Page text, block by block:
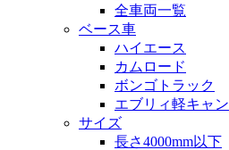
全車両一覧
ベース車
ハイエース
カムロード
ボンゴトラック
エブリィ軽キャン
サイズ
長さ4000mm以下